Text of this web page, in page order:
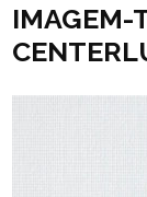
IMAGEM-